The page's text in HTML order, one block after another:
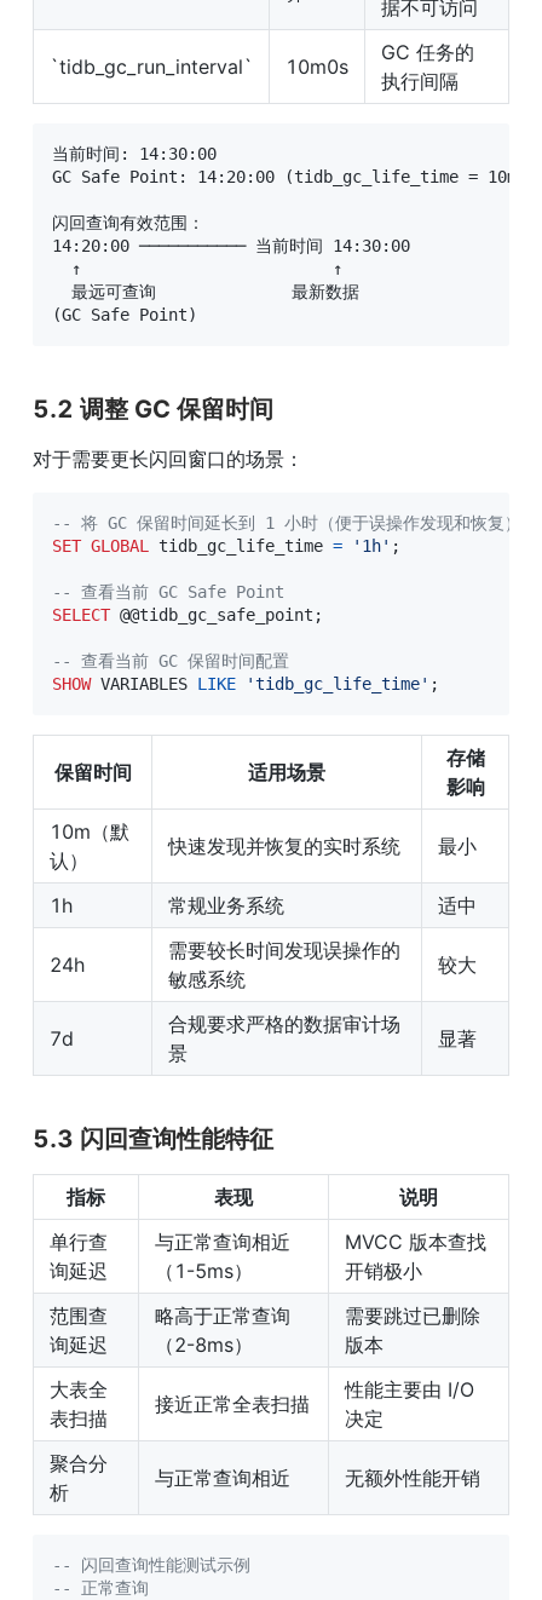
据不可访问
`tidb_gc_run_interval` 10m0s
GC 任务的
执行间隔
当前时间: 14:30:00
GC Safe Point: 14:20:00 (tidb_gc_life_time = 10m)
闪回查询有效范围：
14:20:00 ─────────── 当前时间 14:30:00
  ↑                          ↑
  最远可查询              最新数据
(GC Safe Point)
5.2 调整 GC 保留时间
对于需要更长闪回窗口的场景：
-- 将 GC 保留时间延长到 1 小时（便于误操作发现和恢复）
SET GLOBAL tidb_gc_life_time = '1h' ;
-- 查看当前 GC Safe Point
SELECT @@tidb_gc_safe_point ;
-- 查看当前 GC 保留时间配置
SHOW VARIABLES LIKE 'tidb_gc_life_time' ;
保留时间 适用场景
存储
影响
10m（默
认）
快速发现并恢复的实时系统 最小
1h 常规业务系统 适中
24h
需要较长时间发现误操作的
敏感系统
较大
7d
合规要求严格的数据审计场
景
显著
5.3 闪回查询性能特征
指标 表现
说明
单行查
询延迟
与正常查询相近
（1-5ms）
MVCC 版本查找
开销极小
范围查
询延迟
略高于正常查询
（2-8ms）
需要跳过已删除
版本
大表全
表扫描
接近正常全表扫描
性能主要由 I/O
决定
聚合分
析
与正常查询相近 无额外性能开销
-- 闪回查询性能测试示例
-- 正常查询